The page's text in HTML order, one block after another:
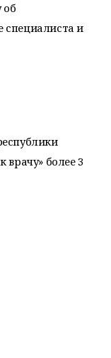
об
специалиста и
врачу» более 3